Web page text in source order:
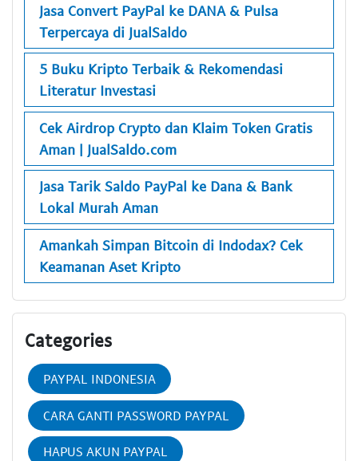
Jasa Convert PayPal ke DANA & Pulsa
Terpercaya di JualSaldo
5 Buku Kripto Terbaik & Rekomendasi
Literatur Investasi
Cek Airdrop Crypto dan Klaim Token Gratis
Aman | JualSaldo.com
Jasa Tarik Saldo PayPal ke Dana & Bank
Lokal Murah Aman
Amankah Simpan Bitcoin di Indodax? Cek
Keamanan Aset Kripto
Categories
PAYPAL INDONESIA
CARA GANTI PASSWORD PAYPAL
HAPUS AKUN PAYPAL